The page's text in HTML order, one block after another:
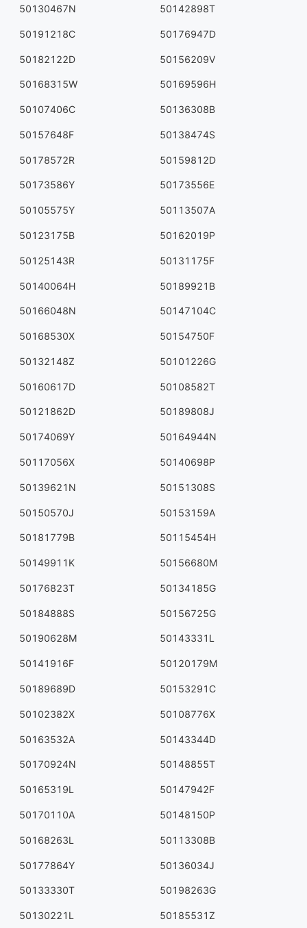
50130467N 50142898T
50191218C 50176947D
50182122D 50156209V
50168315W 50169596H
50107406C 50136308B
50157648F 50138474S
50178572R 50159812D
50173586Y 50173556E
50105575Y 50113507A
50123175B 50162019P
50125143R 50131175F
50140064H 50189921B
50166048N 50147104C
50168530X 50154750F
50132148Z 50101226G
50160617D 50108582T
50121862D 50189808J
50174069Y 50164944N
50117056X 50140698P
50139621N 50151308S
50150570J 50153159A
50181779B 50115454H
50149911K 50156680M
50176823T 50134185G
50184888S 50156725G
50190628M 50143331L
50141916F 50120179M
50189689D 50153291C
50102382X 50108776X
50163532A 50143344D
50170924N 50148855T
50165319L 50147942F
50170110A 50148150P
50168263L 50113308B
50177864Y 50136034J
50133330T 50198263G
50130221L 50185531Z